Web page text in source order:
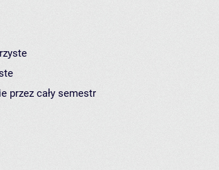
przez cały semestr